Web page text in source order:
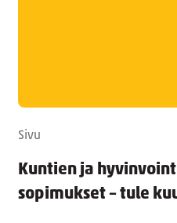
Sivu
Kuntien ja
sopimukset – tule